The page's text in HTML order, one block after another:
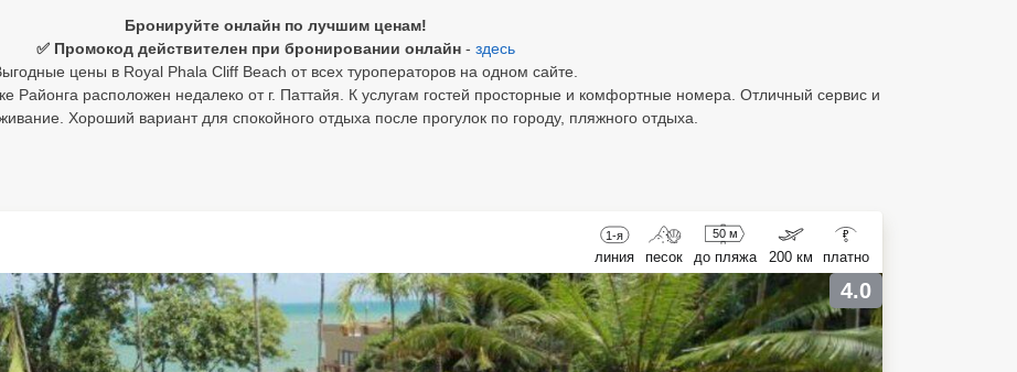
Бронируйте онлайн по лучшим ценам!
✅ Промокод действителен при бронировании онлайн - здесь
цены в Royal Phala Cliff Beach от всех туроператоров на одном сайте.
Районга расположен недалеко от г. Паттайя. К услугам гостей просторные и комфортные номера. Отличный сервис и
Хороший вариант для спокойного отдыха после прогулок по городу, пляжного отдыха.
1-я
линия песок
50 м
до пляжа 200 км
₽
платно
4.0